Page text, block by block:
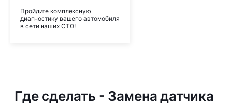
Пройдите комплексную
диагностику вашего автомобиля
в сети наших СТО!
Где сделать - Замена датчика